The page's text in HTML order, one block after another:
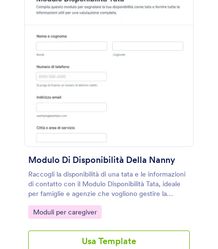
Modulo Di Disponibilità Della Nanny
Raccogli la disponibilità di una tata e le informazioni
di contatto con il Modulo Disponibilità Tata, ideale
per famiglie e agenzie che vogliono gestire la
raccolta dati e le risposte in modo ordinato con
Jotform.
Go to Category:
Moduli per caregiver
Usa Template